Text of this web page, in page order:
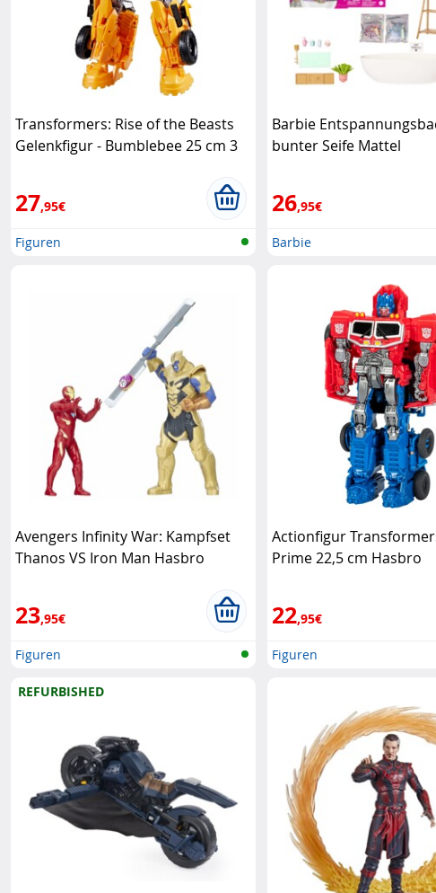
Transformers: Rise of the Beasts
Gelenkfigur - Bumblebee 25 cm 3
27,95€
Figuren
Barbie
bunter Seife Mattel
26,95€
Barbie
Avengers Infinity War: Kampfset
Thanos VS Iron Man Hasbro
23,95€
Figuren
Actionfigur
Prime 22,5 cm Hasbro
22,95€
Figuren
REFURBISHED